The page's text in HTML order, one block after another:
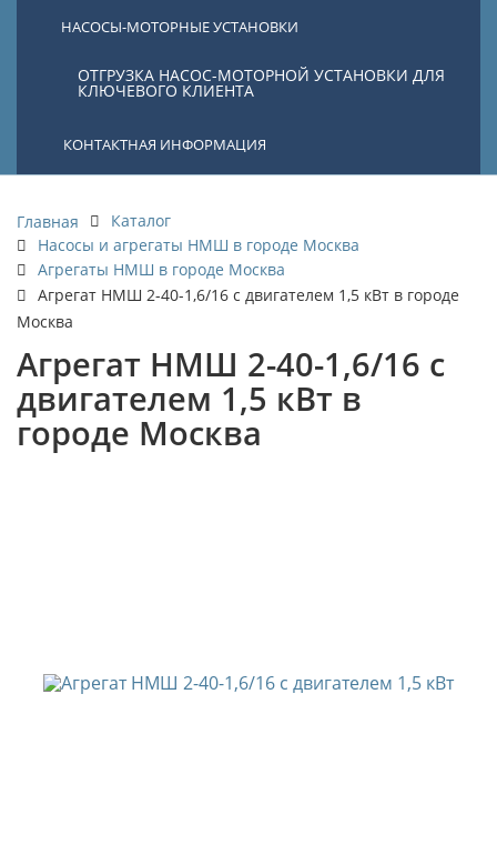
НАСОСЫ-МОТОРНЫЕ УСТАНОВКИ
ОТГРУЗКА НАСОС-МОТОРНОЙ УСТАНОВКИ ДЛЯ
КЛЮЧЕВОГО КЛИЕНТА
КОНТАКТНАЯ ИНФОРМАЦИЯ
Главная
Каталог
Насосы и агрегаты НМШ в городе Москва
Агрегаты НМШ в городе Москва
Агрегат НМШ 2-40-1,6/16 с двигателем 1,5 кВт в городе
Москва
Агрегат НМШ 2-40-1,6/16 с
двигателем 1,5 кВт в
городе Москва